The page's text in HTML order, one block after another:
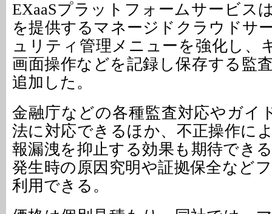
EXaaSプラットフォームサービス
を提供するマネージドクラウドサ
ュリティ管理メニューを強化し、
画面操作などを記録し保存する監
追加した。
金融庁などの各種監査対応やガイ
法に対応できるほか、不正操作に
報漏洩を抑止する効果も期待でき
発生時の原因究明や証拠保全など
利用できる。